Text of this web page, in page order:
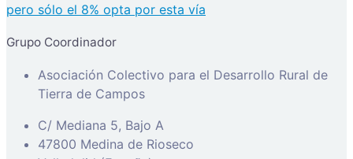
pero sólo el 8% opta por esta vía
Grupo Coordinador
Asociación Colectivo para el Desarrollo Rural de
Tierra de Campos
C/ Mediana 5, Bajo A
47800 Medina de Rioseco